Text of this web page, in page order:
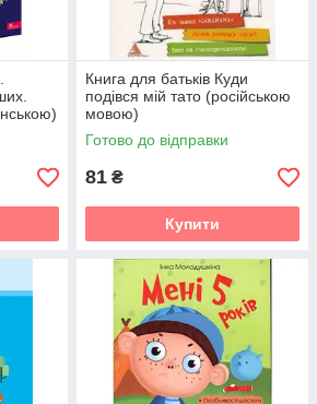
Книга для батьків Куди
подівся мій тато (російською
мовою)
Готово до відправки
81 ₴
Купити